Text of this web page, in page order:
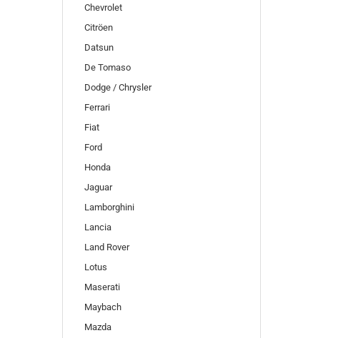
Chevrolet
Citröen
Datsun
De Tomaso
Dodge / Chrysler
Ferrari
Fiat
Ford
Honda
Jaguar
Lamborghini
Lancia
Land Rover
Lotus
Maserati
Maybach
Mazda